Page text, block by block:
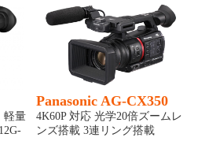
軽量
Panasonic AG-CX350
4K60P 対応 光学20倍ズームレ
ンズ搭載 3連リング搭載